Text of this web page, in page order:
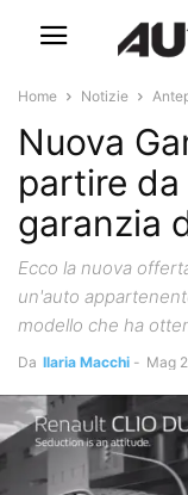
Home Notizie
Nuova
partire
garanzia
Ecco la nuova
un'auto
modello che ha
Da Ilaria Macchi - Mag